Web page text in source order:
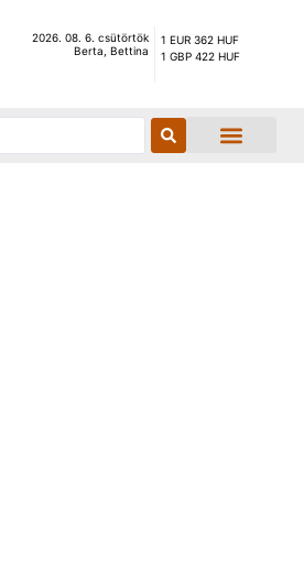
2026. 08. 6. csütörtök
Berta, Bettina
1 EUR 362 HUF
1 GBP 422 HUF